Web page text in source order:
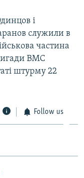
і
служили в
частина
ВМС
штурму 22
Follow us